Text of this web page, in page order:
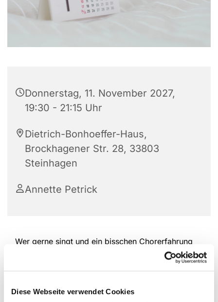
Diese Webseite verwendet Cookies
Donnerstag, 11. November 2027,
19:30 - 21:15 Uhr
Dietrich-Bonhoeffer-Haus,
Brockhagener Str. 28, 33803
Steinhagen
Annette Petrick
Wer gerne singt und ein bisschen Chorerfahrung
hat, ist herzlich willkommen, bei der Kantorei
reinzuschauen und mitzumachen. Das Repertoire
Komponisten wie Bach, Mendelssohn, Schütz,